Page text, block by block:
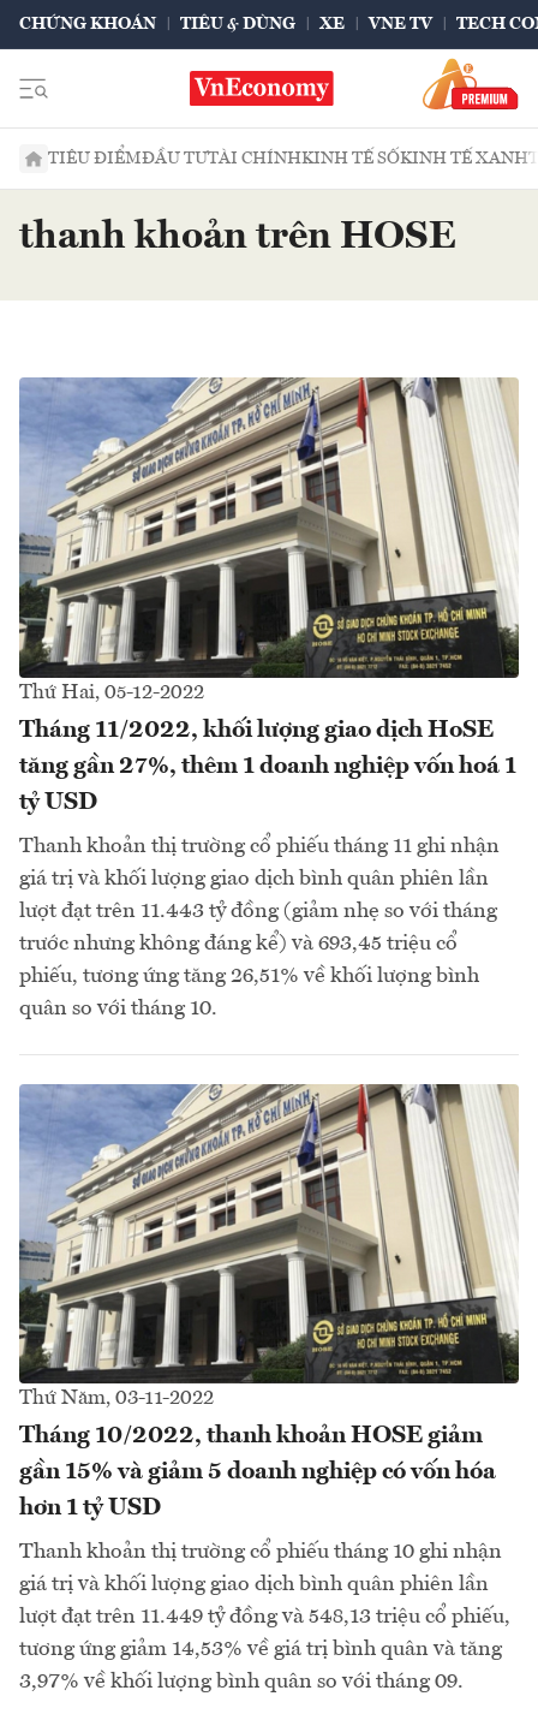
CHỨNG KHOÁN TIÊU & DÙNG XE VNE TV TECH
TIÊU ĐIỂMĐẦU TƯTÀI CHÍNHKINH TẾ SỐKINH TẾ XANH
thanh khoản trên HOSE
Thứ Hai, 05-12-2022
Tháng 11/2022, khối lượng giao dịch HoSE
tăng gần 27%, thêm 1 doanh nghiệp vốn hoá 1
tỷ USD
Thanh khoản thị trường cổ phiếu tháng 11 ghi nhận
giá trị và khối lượng giao dịch bình quân phiên lần
lượt đạt trên 11.443 tỷ đồng (giảm nhẹ so với tháng
trước nhưng không đáng kể) và 693,45 triệu cổ
phiếu, tương ứng tăng 26,51% về khối lượng bình
quân so với tháng 10.
Thứ Năm, 03-11-2022
Tháng 10/2022, thanh khoản HOSE giảm
gần 15% và giảm 5 doanh nghiệp có vốn hóa
hơn 1 tỷ USD
Thanh khoản thị trường cổ phiếu tháng 10 ghi nhận
giá trị và khối lượng giao dịch bình quân phiên lần
lượt đạt trên 11.449 tỷ đồng và 548,13 triệu cổ phiếu,
tương ứng giảm 14,53% về giá trị bình quân và tăng
3,97% về khối lượng bình quân so với tháng 09.